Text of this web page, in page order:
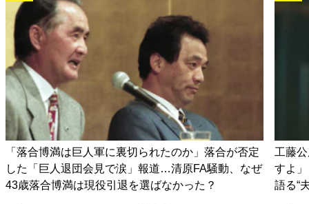
「落合博満は巨人軍に裏切られたのか」落合が否定
した「巨人退団会見で涙」報道…清原FA騒動、なぜ
43歳落合博満は現役引退を選ばなかった？
工藤
すよ
語る“